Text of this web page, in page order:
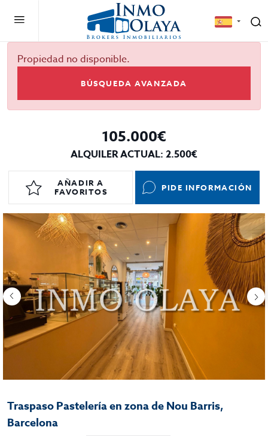
Propiedad no disponible.
BÚSQUEDA AVANZADA
105.000€
ALQUILER ACTUAL: 2.500€
AÑADIR A
FAVORITOS
PIDE INFORMACIÓN
Traspaso Pastelería en zona de Nou Barris,
Barcelona